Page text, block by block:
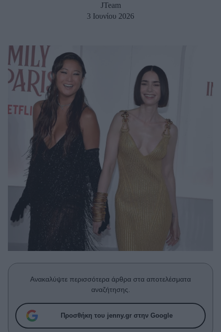
Μαλλιά - Νύχια
Μακιγιάζ
Beauty News
Well being
Ψυχολογία
Υγεία + Διατροφή
Σχέσεις & Σεξ
Fitness
Woman Power
Parenting
Working Girl
Real Women
Πρόσωπα
Celebrities
True Stories
Ask the Guru
JTeam
3 Ιουνίου 2026
Ανακαλύψτε περισσότερα άρθρα στα αποτελέσματα
αναζήτησης.
Προσθήκη του jenny.gr στην Google